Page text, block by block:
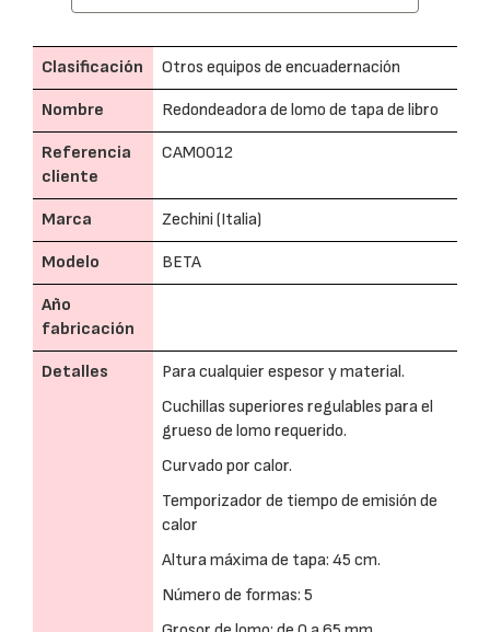
Clasificación Otros equipos de encuadernación
Nombre Redondeadora de lomo de tapa de libro
Referencia
cliente
CAM0012
Marca Zechini (Italia)
Modelo BETA
Año
fabricación
Detalles
Para cualquier espesor y material.
Cuchillas superiores regulables para el
grueso de lomo requerido.
Curvado por calor.
Temporizador de tiempo de emisión de
calor
Altura máxima de tapa: 45 cm.
Número de formas: 5